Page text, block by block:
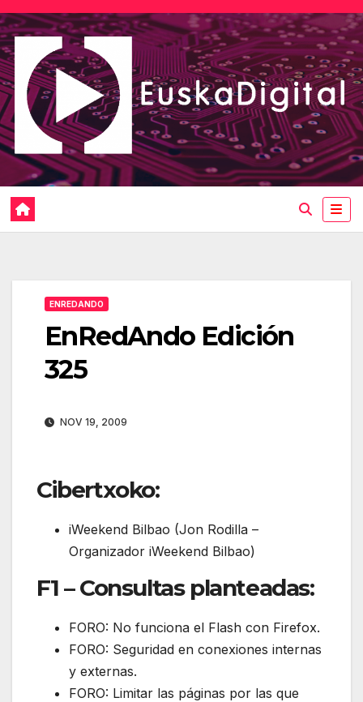
Saltar
al
contenido
ENREDANDO
EnRedAndo Edición
325
NOV 19, 2009
Cibertxoko:
iWeekend Bilbao (Jon Rodilla –
Organizador iWeekend Bilbao)
F1 – Consultas planteadas:
FORO: No funciona el Flash con Firefox.
FORO: Seguridad en conexiones internas
y externas.
FORO: Limitar las páginas por las que